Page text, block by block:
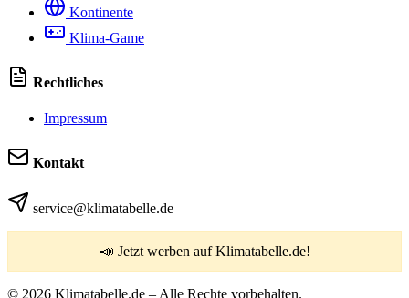
Kontinente
Klima-Game
Rechtliches
Impressum
Kontakt
service@klimatabelle.de
📣 Jetzt werben auf Klimatabelle.de!
© 2026 Klimatabelle.de – Alle Rechte vorbehalten.